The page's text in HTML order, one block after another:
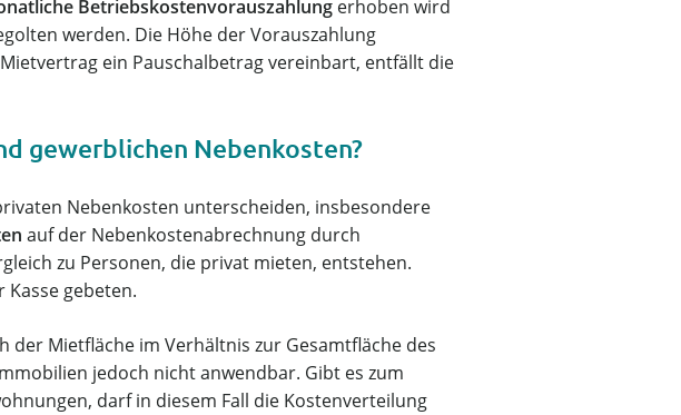
Betriebskostenvorauszahlung erhoben wird
werden. Die Höhe der Vorauszahlung
ein Pauschalbetrag vereinbart, entfällt die
gewerblichen Nebenkosten?
Nebenkosten unterscheiden, insbesondere
auf der Nebenkostenabrechnung durch
zu Personen, die privat mieten, entstehen.
gebeten.
Mietfläche im Verhältnis zur Gesamtfläche des
jedoch nicht anwendbar. Gibt es zum
darf in diesem Fall die Kostenverteilung